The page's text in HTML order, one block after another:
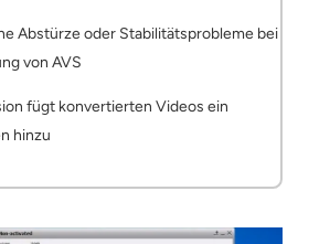
Abstürze oder Stabilitätsprobleme bei
von AVS
fügt konvertierten Videos ein
hinzu